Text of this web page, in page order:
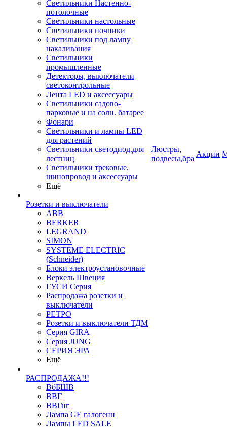
Светильники Настенно-
потолочные
Светильники настольные
Светильники ночники
Светильники под лампу
накаливания
Светильники
промышленные
Детекторы, выключатели
светоконтрольные
Лента LED и аксессуары
Светильники садово-
парковые и на солн. батарее
Фонари
Светильники и лампы LED
для растений
Светильники светодиод.для
лестниц
Светильники трековые,
шинопровод и аксессуары
Ещё
Розетки и выключатели
ABB
BERKER
LEGRAND
SIMON
SYSTEME ELECTRIC
(Schneider)
Блоки электроустановочные
Веркель Швеция
ГУСИ Серия
Распродажа розетки и
выключатели
РЕТРО
Розетки и выключатели ТДМ
Серия GIRA
Серия JUNG
СЕРИЯ ЭРА
Ещё
РАСПРОДАЖА!!!
ВбБШВ
ВВГ
ВВГнг
Лампа GE галогенн
Лампы LED SALE
Люстры,
подвесы,бра
Акции